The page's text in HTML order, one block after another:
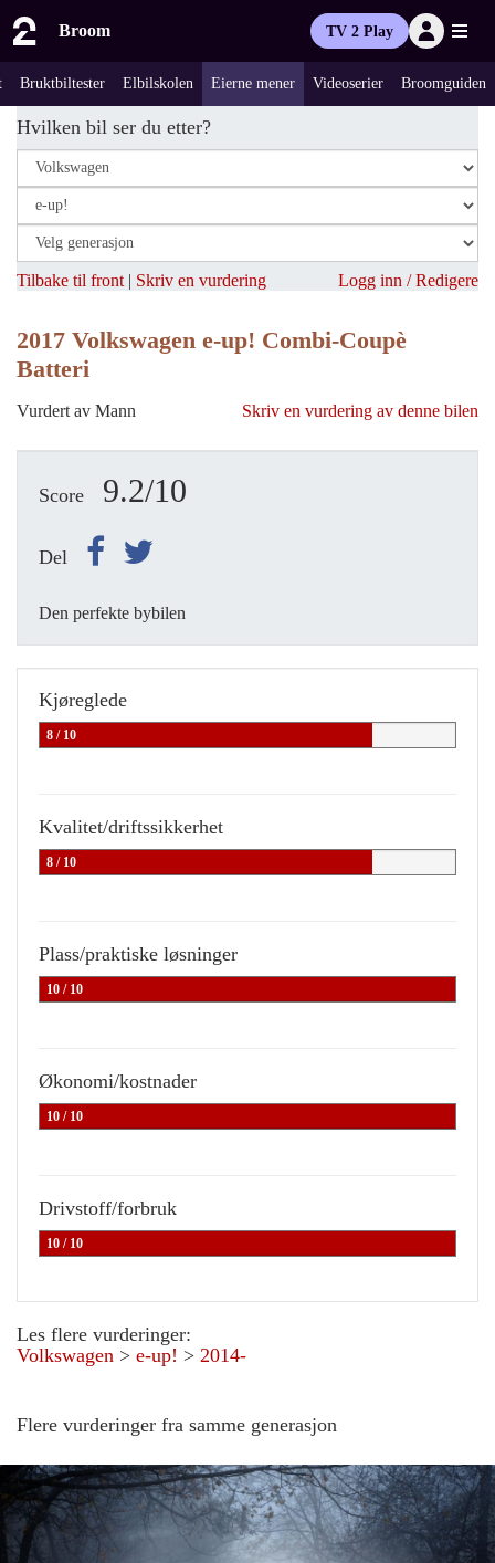
Broom TV 2 Play
Bruktbiltester Elbilskolen Eierne mener Videoserier Broomguiden
Hvilken bil ser du etter?
Tilbake til front | Skriv en vurdering Logg inn / Redigere
2017 Volkswagen e-up! Combi-Coupè
Batteri
Vurdert av Mann Skriv en vurdering av denne bilen
Score 9.2/10
Del
Den perfekte bybilen
Kjøreglede
8 / 10
Kvalitet/driftssikkerhet
8 / 10
Plass/praktiske løsninger
10 / 10
Økonomi/kostnader
10 / 10
Drivstoff/forbruk
10 / 10
Les flere vurderinger:
Volkswagen > e-up! > 2014-
Flere vurderinger fra samme generasjon